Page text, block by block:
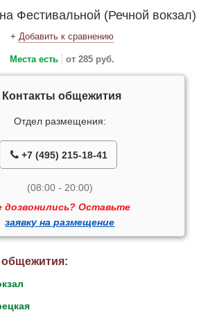
Фестивальной (Речной вокзал)
+ Добавить к сравнению
Места есть от 285 руб.
Контакты общежития
Отдел размещения:
+7 (495) 215-18-41
(08:00 - 20:00)
дозвонились? Оставьте
заявку на размещение